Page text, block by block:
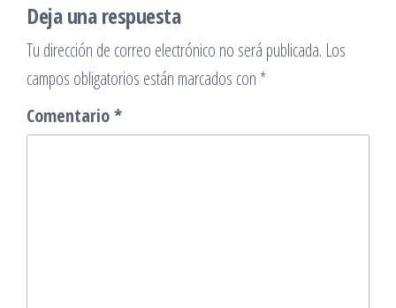
Deja una respuesta
Tu dirección de correo electrónico no será publicada. Los
campos obligatorios están marcados con *
Comentario*